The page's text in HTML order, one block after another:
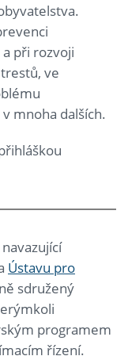
při rozvoji
ve
mnoha dalších.
Ústavu pro
sdružený
programem
řízení.